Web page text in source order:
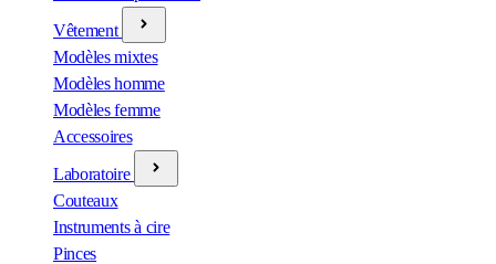
Vêtement
Modèles mixtes
Modèles homme
Modèles femme
Accessoires
Laboratoire
Couteaux
Instruments à cire
Pinces